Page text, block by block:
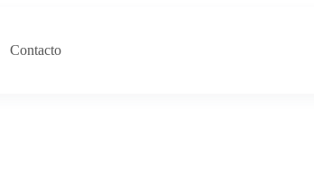
Contacto